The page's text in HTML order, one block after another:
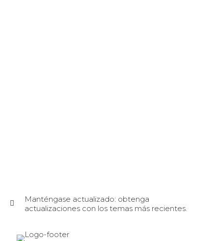
Manténgase actualizado: obtenga
actualizaciones con los temas más recientes.